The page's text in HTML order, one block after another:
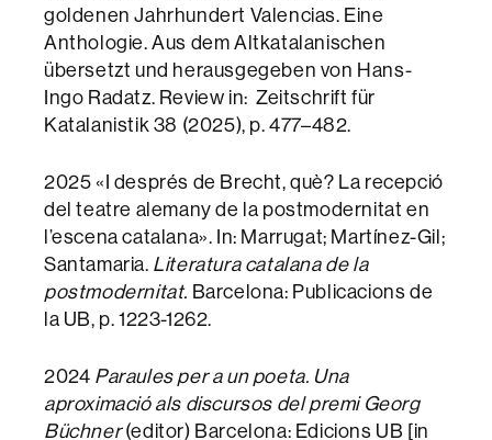
goldenen Jahrhundert Valencias. Eine
Anthologie. Aus dem Altkatalanischen
übersetzt und herausgegeben von Hans-
Ingo Radatz. Review in: Zeitschrift für
Katalanistik 38 (2025), p. 477–482.
2025 «I després de Brecht, què? La recepció
del teatre alemany de la postmodernitat en
l’escena catalana». In: Marrugat; Martínez-Gil;
Santamaria. Literatura catalana de la
postmodernitat. Barcelona: Publicacions de
la UB, p. 1223-1262.
2024 Paraules per a un poeta. Una
aproximació als discursos del premi Georg
Büchner(editor) Barcelona: Edicions UB [in